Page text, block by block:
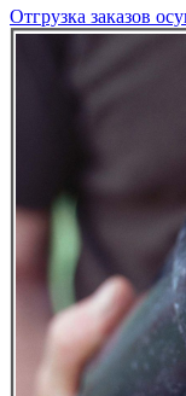
Отгрузка заказов